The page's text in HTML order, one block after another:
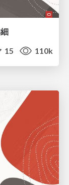
15 110k